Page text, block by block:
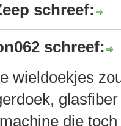
schreef:
schreef:
wieldoekjes
die